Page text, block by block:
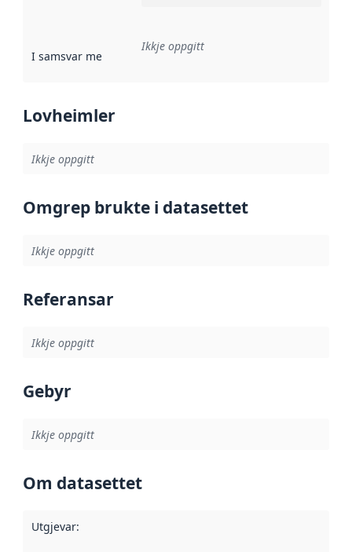
I samsvar med Referanse til ei implementeringsregel eller
Ikkje oppgitt
Lovheimler
Ikkje oppgitt
Omgrep brukte i datasettet
Ikkje oppgitt
Referansar
Ikkje oppgitt
Gebyr
Ikkje oppgitt
Om datasettet
Utgjevar: